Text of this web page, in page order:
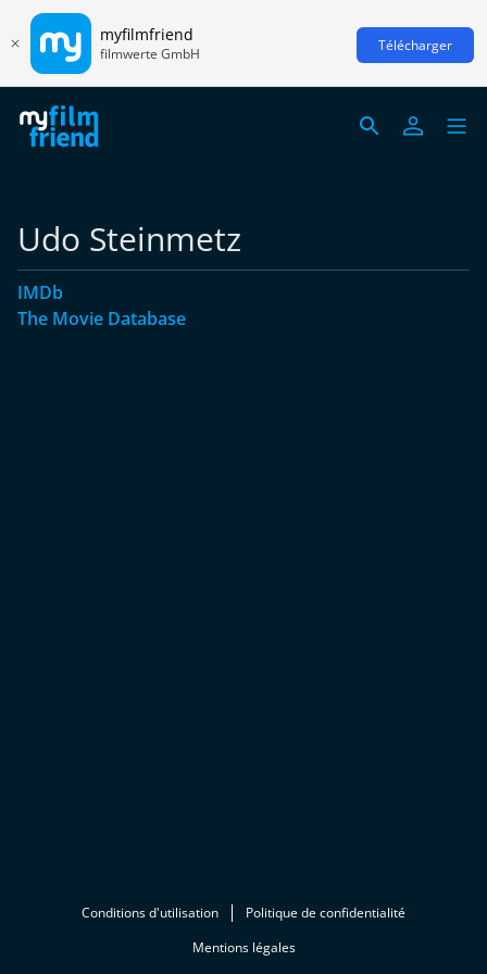
myfilmfriend
filmwerte GmbH Télécharger
Udo Steinmetz
IMDb
The Movie Database
Conditions d'utilisation
Politique de confidentialité
Mentions légales